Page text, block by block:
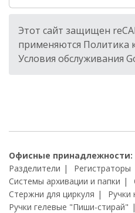
Этот сайт защищен
применяются Политика
Условия обслуживания
Офисные принадлежности:
Разделители
Регистраторы
Системы архивации и папки
Стержни для циркуля
Ручки
Ручки гелевые "Пиши-стирай"